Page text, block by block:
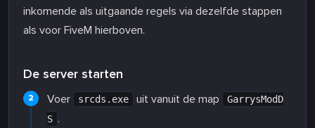
inkomende als uitgaande regels via dezelfde stappen
als voor FiveM hierboven.
De server starten
Voer srcds.exe uit vanuit de map
GarrysModD
S .